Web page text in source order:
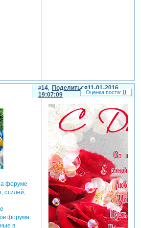
Поделиться
14
11-01-2016
19:07:09
0